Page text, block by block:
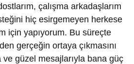
çalışma arkadaşlarım
hiç esirgemeyen herkese
için yapıyorum. Bu süreçte
gerçeğin ortaya çıkmasını
ve güzel mesajlarıyla bana güç